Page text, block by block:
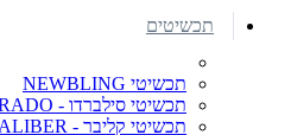
תכשיטים
תכשיטי NEWBLING
תכשיטי סילברדו - SILVERADO
תכשיטי קליבר - KALIBER